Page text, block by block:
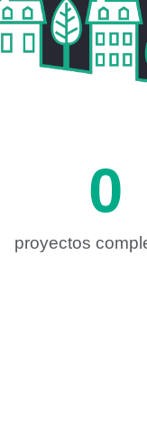
proyectos
0